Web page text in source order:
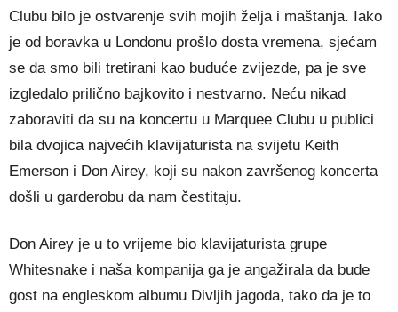
Clubu bilo je ostvarenje svih mojih želja i maštanja. Iako
je od boravka u Londonu prošlo dosta vremena, sjećam
se da smo bili tretirani kao buduće zvijezde, pa je sve
izgledalo prilično bajkovito i nestvarno. Neću nikad
zaboraviti da su na koncertu u Marquee Clubu u publici
bila dvojica najvećih klavijaturista na svijetu Keith
Emerson i Don Airey, koji su nakon završenog koncerta
došli u garderobu da nam čestitaju.
Don Airey je u to vrijeme bio klavijaturista grupe
Whitesnake i naša kompanija ga je angažirala da bude
gost na engleskom albumu Divljih jagoda, tako da je to